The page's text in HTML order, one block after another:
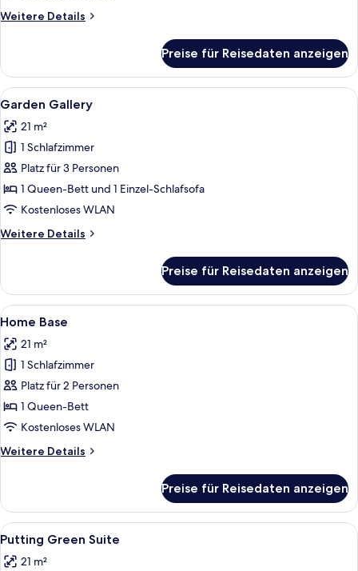
Weitere Details
Weitere
Bath
Suite
Preise für Reisedaten anzeigen
Alle
Fotos
für
Garden
Gallery
anzeigen
Ein modernes Hotelzimmer mit
11
Garden Gallery
21 m²
1 Schlafzimmer
Platz für 3 Personen
1 Queen-Bett und 1 Einzel-Schlafsofa
Kostenloses WLAN
Weitere Details
Weitere
Gallery
Preise für Reisedaten anzeigen
Alle
Fotos
für
Home
Base
anzeigen
Ein modernes Hotelzimmer mit
6
Home Base
21 m²
1 Schlafzimmer
Platz für 2 Personen
1 Queen-Bett
Kostenloses WLAN
Weitere Details
Weitere
Base
Preise für Reisedaten anzeigen
Alle
Fotos
Ein modernes Hotelzimmer mit
10
Putting Green Suite
21 m²